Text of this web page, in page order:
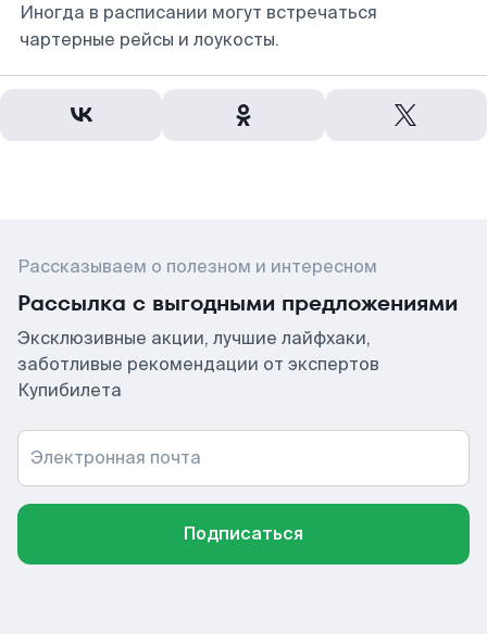
Иногда в расписании могут встречаться
чартерные рейсы и лоукосты.
Рассказываем о полезном и интересном
Рассылка с выгодными предложениями
Эксклюзивные акции, лучшие лайфхаки,
заботливые рекомендации от экспертов
Купибилета
Электронная почта
Подписаться